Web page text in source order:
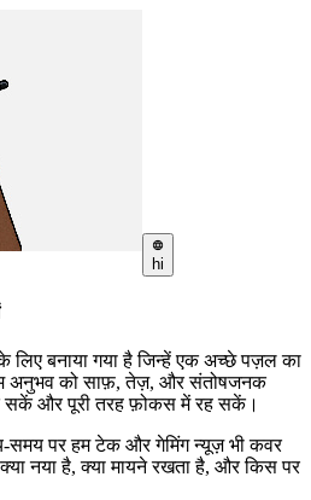
hi
लिए बनाया गया है जिन्हें एक अच्छे पज़ल का
अनुभव को साफ़, तेज़, और संतोषजनक
और पूरी तरह फ़ोकस में रह सकें।
समय पर हम टेक और गेमिंग न्यूज़ भी कवर
नया है, क्या मायने रखता है, और किस पर